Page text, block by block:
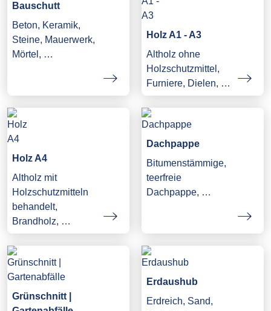
Bauschutt
Beton, Keramik,
Steine, Mauerwerk,
Mörtel, …
Holz A1 - A3
Altholz ohne
Holzschutzmittel,
Furniere, Dielen, …
Holz A4
Altholz mit
Holzschutzmitteln
behandelt,
Brandholz, …
Dachpappe
Bitumenstämmige,
teerfreie
Dachpappe, …
Grünschnitt |
Erdaushub
Erdreich, Sand,